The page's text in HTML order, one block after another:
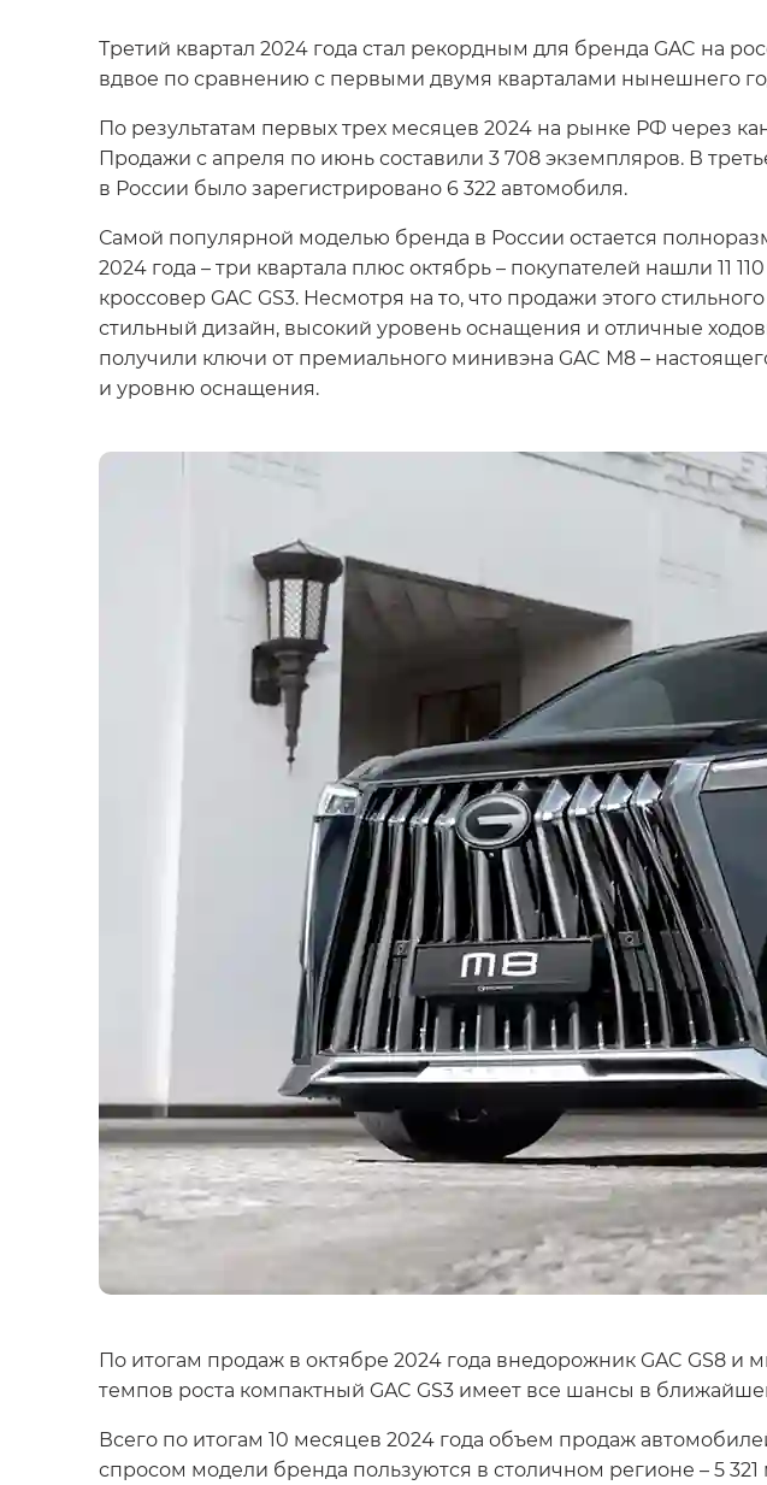
Третий квартал 2024 года стал рекордным для бренда GAC на
вдвое по сравнению с первыми двумя кварталами нынешнего
По результатам первых трех месяцев 2024 на рынке РФ через
Продажи с апреля по июнь составили 3 708 экземпляров. В
в России было зарегистрировано 6 322 автомобиля.
Самой популярной моделью бренда в России остается
2024 года – три квартала плюс октябрь – покупателей нашли 11
кроссовер GAC GS3. Несмотря на то, что продажи этого
стильный дизайн, высокий уровень оснащения и отличные
получили ключи от премиального минивэна GAC М8 –
и уровню оснащения.
По итогам продаж в октябре 2024 года внедорожник GAC GS8
темпов роста компактный GAC GS3 имеет все шансы в
Всего по итогам 10 месяцев 2024 года объем продаж
спросом модели бренда пользуются в столичном регионе – 5